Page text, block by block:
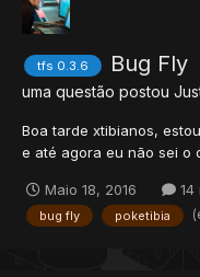
tfs 0.3.6 Bug Fly
uma questão postou
Boa tarde xtibianos,
e até agora eu não sei o
no mapa e não tem
abaixo. http://i.imgur.com/
Maio 18, 2016 14
bug fly poketibia